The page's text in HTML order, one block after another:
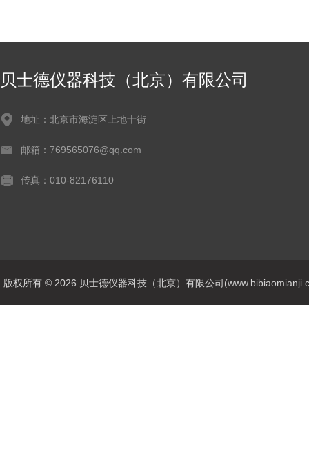
贝士德仪器科技（北京）有限公司
地址：北京市海淀区上地十街
邮箱：769565076@qq.com
传真：010-82176110
版权所有 © 2026 贝士德仪器科技（北京）有限公司